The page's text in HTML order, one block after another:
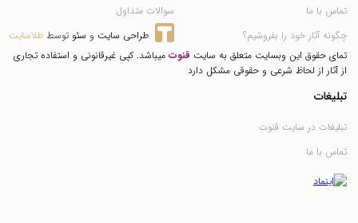
تماس با ما
چگونه آثار خود را بفروشیم؟
سوالات متداول
طراحی سایت و سئو توسط طلاسایت
تمای حقوق این وبسایت متعلق به سایت قنوت میباشد. کپی غیرقانونی و استفاده تجاری
از آثار از لحاظ شرعی و حقوقی مشکل دارد
تبلیغات
تبلیغات در سایت قنوت
تماس با ما